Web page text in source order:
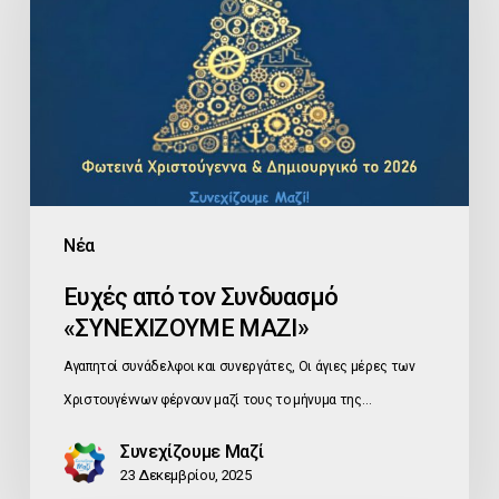
Νέα
Ευχές από τον Συνδυασμό
«ΣΥΝΕΧΙΖΟΥΜΕ ΜΑΖΙ»
Αγαπητοί συνάδελφοι και συνεργάτες, Οι άγιες μέρες των
Χριστουγέννων φέρνουν μαζί τους το μήνυμα της…
Συνεχίζουμε Μαζί
23 Δεκεμβρίου, 2025